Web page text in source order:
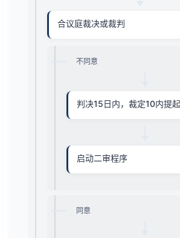
合议庭裁决或裁判
不同意
判决15日内，裁定10内提
启动二审程序
同意